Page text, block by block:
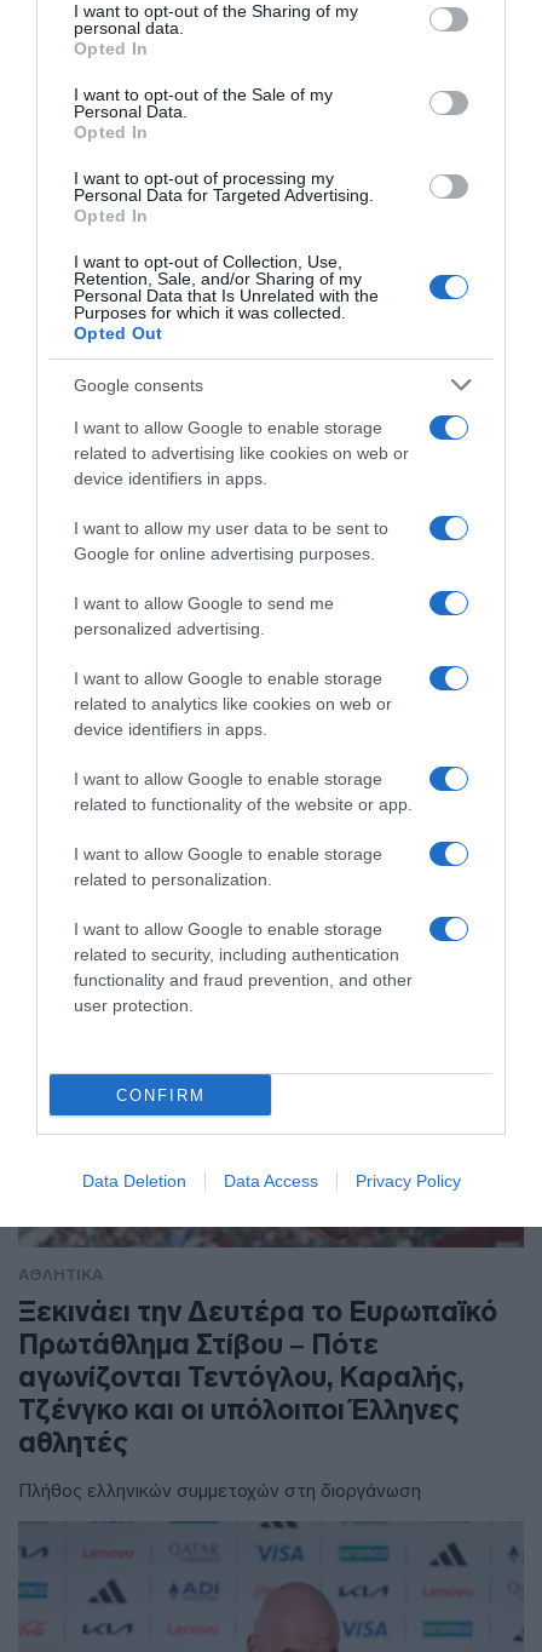
not limited to your visit or usage behaviour. You may click to
grant or deny consent to Google and its third-party tags to
use your data for below specified purposes in below Google
consent section.
I want to opt-out of the Sharing of my
personal data.
Opted In
I want to opt-out of the Sale of my
Personal Data.
Opted In
I want to opt-out of processing my
Personal Data for Targeted Advertising.
Opted In
I want to opt-out of Collection, Use,
Retention, Sale, and/or Sharing of my
Personal Data that Is Unrelated with the
Purposes for which it was collected.
Opted Out
Google consents
I want to allow Google to enable storage
related to advertising like cookies on web or
device identifiers in apps.
I want to allow my user data to be sent to
Google for online advertising purposes.
I want to allow Google to send me
personalized advertising.
I want to allow Google to enable storage
related to analytics like cookies on web or
device identifiers in apps.
I want to allow Google to enable storage
related to functionality of the website or app.
I want to allow Google to enable storage
related to personalization.
I want to allow Google to enable storage
related to security, including authentication
functionality and fraud prevention, and other
user protection.
CONFIRM
Data Deletion Data Access Privacy Policy
ΑΘΛΗΤΙΚΑ
ΑΘΛΗΤΙΚΑ
Παγκόσμιο Κ20: Η Ιουλιάννα Ρούσσου
πήρε το ασημένιο στα 800μ. μετά από
Έχασε για 5 εκατοστά του δευτερολέπτου την πρωτιά
ΑΘΛΗΤΙΚΑ
Ξεκινάει την Δευτέρα το Ευρωπαϊκό
Πρωτάθλημα Στίβου – Πότε
αγωνίζονται Τεντόγλου, Καραλής,
Τζένγκο και οι υπόλοιποι Έλληνες
αθλητές
Πλήθος ελληνικών συμμετοχών στη διοργάνωση